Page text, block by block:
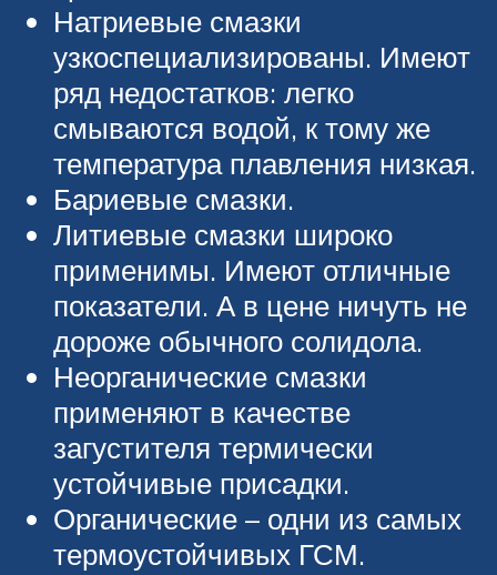
Натриевые смазки
узкоспециализированы. Имеют
ряд недостатков: легко
смываются водой, к тому же
температура плавления низкая.
Бариевые смазки.
Литиевые смазки широко
применимы. Имеют отличные
показатели. А в цене ничуть не
дороже обычного солидола.
Неорганические смазки
применяют в качестве
загустителя термически
устойчивые присадки.
Органические – одни из самых
термоустойчивых ГСМ.